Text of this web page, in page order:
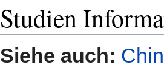
Studien
Siehe auch: